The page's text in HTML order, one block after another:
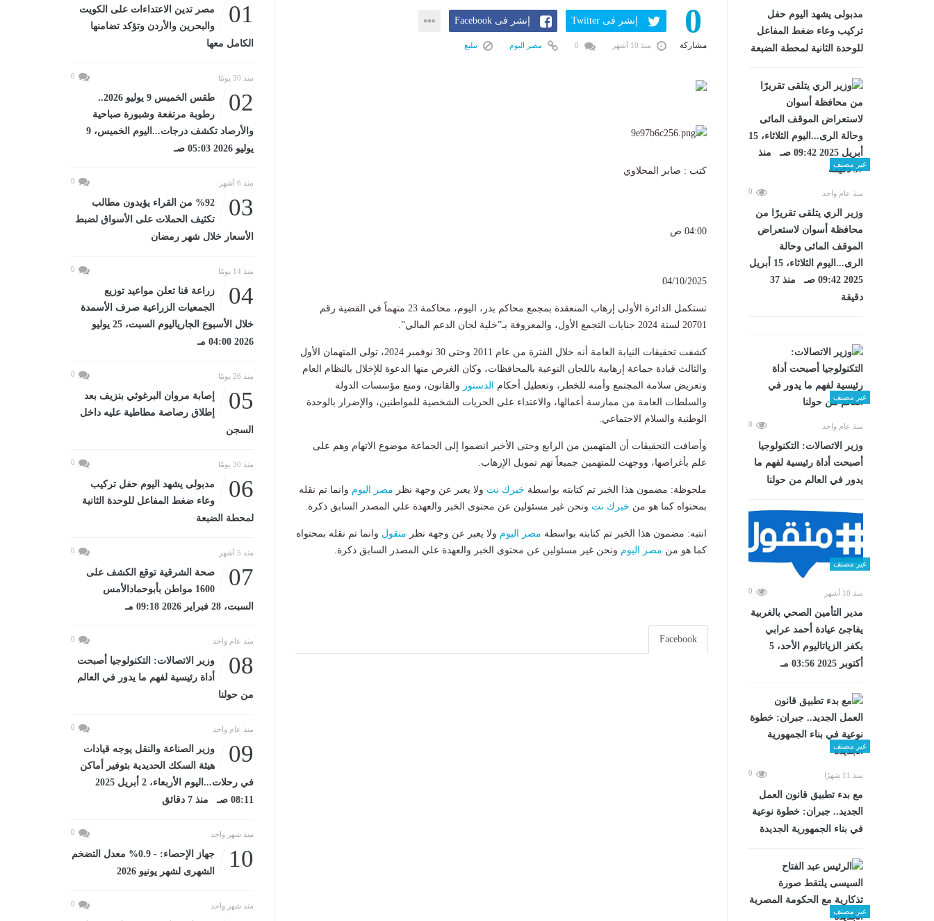
مدبولى يشهد اليوم حفل
تركيب وعاء ضغط المفاعل
للوحدة الثانية لمحطة الضبعة
غير مصنف
منذ عام واحد 0
وزير الري يتلقى تقريرًا من
محافظة أسوان لاستعراض
الموقف المائى وحالة
الرى...اليوم الثلاثاء، 15 أبريل
2025 09:42 صـ منذ 37
دقيقة
غير مصنف
منذ عام واحد 0
وزير الاتصالات: التكنولوجيا
أصبحت أداة رئيسية لفهم ما
يدور في العالم من حولنا
غير مصنف
منذ 10 أشهر 0
مدير التأمين الصحي بالغربية
يفاجئ عيادة أحمد عرابي
بكفر الزياتاليوم الأحد، 5
أكتوبر 2025 03:56 مـ
غير مصنف
منذ 11 شهرًا 0
مع بدء تطبيق قانون العمل
الجديد.. جبران: خطوة نوعية
في بناء الجمهورية الجديدة
غير مصنف
0
مشاركة
إنشر فى Twitter إنشر فى Facebook
منذ 10 أشهر مصر اليوم تبليغ
كتب : صابر المحلاوي
04:00 ص
04/10/2025
تستكمل الدائرة الأولى إرهاب المنعقدة بمجمع محاكم بدر، اليوم، محاكمة 23 متهماً في القضية رقم
20701 لسنة 2024 جنايات التجمع الأول، والمعروفة بـ”خلية لجان الدعم المالي”.
كشفت تحقيقات النيابة العامة أنه خلال الفترة من عام 2011 وحتى 30 نوفمبر 2024، تولى المتهمان الأول
والثالث قيادة جماعة إرهابية باللجان النوعية بالمحافظات، وكان الغرض منها الدعوة للإخلال بالنظام العام
وتعريض سلامة المجتمع وأمنه للخطر، وتعطيل أحكام
الدستور والقانون، ومنع مؤسسات الدولة
والسلطات العامة من ممارسة أعمالها، والاعتداء على الحريات الشخصية للمواطنين، والإضرار بالوحدة
الوطنية والسلام الاجتماعي.
وأضافت التحقيقات أن المتهمين من الرابع وحتى الأخير انضموا إلى الجماعة موضوع الاتهام وهم على
علم بأغراضها، ووجهت للمتهمين جميعاً تهم تمويل الإرهاب.
ملحوظة: مضمون هذا الخبر تم كتابته بواسطة خبرك نت ولا يعبر عن وجهة نظر مصر اليوم وانما تم نقله
بمحتواه كما هو من خبرك نت ونحن غير مسئولين عن محتوى الخبر والعهدة علي المصدر السابق ذكرة.
انتبه: مضمون هذا الخبر تم كتابته بواسطة مصر اليوم ولا يعبر عن وجهة نظر منقول وانما تم نقله بمحتواه
كما هو من مصر اليوم ونحن غير مسئولين عن محتوى الخبر والعهدة علي المصدر السابق ذكرة.
Facebook
01
مصر تدين الاعتداءات على الكويت
والبحرين والأردن وتؤكد تضامنها
الكامل معها
منذ 30 يومًا 0
02
طقس الخميس 9 يوليو 2026..
رطوبة مرتفعة وشبورة صباحية
والأرصاد تكشف درجات...اليوم الخميس، 9
يوليو 2026 05:03 صـ
منذ 6 أشهر 0
03
%92 من القراء يؤيدون مطالب
تكثيف الحملات على الأسواق لضبط
الأسعار خلال شهر رمضان
منذ 14 يومًا 0
04
زراعة قنا تعلن مواعيد توزيع
الجمعيات الزراعية صرف الأسمدة
خلال الأسبوع الجارياليوم السبت، 25 يوليو
2026 04:00 مـ
منذ 26 يومًا 0
05
إصابة مروان البرغوثي بنزيف بعد
إطلاق رصاصة مطاطية عليه داخل
السجن
منذ 30 يومًا 0
06
مدبولى يشهد اليوم حفل تركيب
وعاء ضغط المفاعل للوحدة الثانية
لمحطة الضبعة
منذ 5 أشهر 0
07
صحة الشرقية توقع الكشف على
1600 مواطن بأبوحمادالأمس
السبت، 28 فبراير 2026 09:18 مـ
منذ عام واحد 0
08
وزير الاتصالات: التكنولوجيا أصبحت
أداة رئيسية لفهم ما يدور في العالم
من حولنا
منذ عام واحد 0
09
وزير الصناعة والنقل يوجه قيادات
هيئة السكك الحديدية بتوفير أماكن
في رحلات...اليوم الأربعاء، 2 أبريل 2025
08:11 صـ منذ 7 دقائق
منذ شهر واحد 0
10
جهاز الإحصاء: - 0.9% معدل التضخم
الشهرى لشهر يونيو 2026
منذ شهر واحد 0